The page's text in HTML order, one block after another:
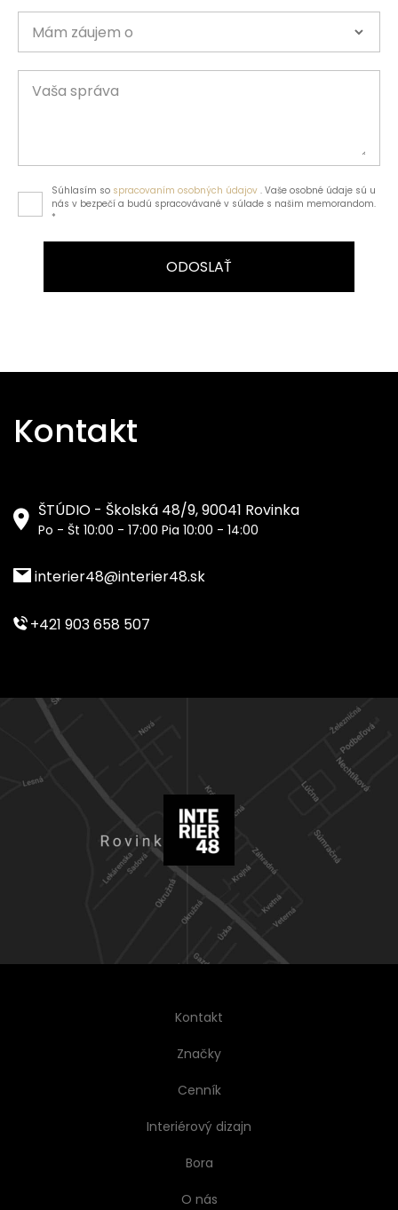
Mám záujem o
Vaša správa
Súhlasím so spracovaním osobných údajov . Vaše osobné údaje sú u
nás v bezpečí a budú spracovávané v súlade s našim memorandom.
*
ODOSLAŤ
Kontakt
ŠTÚDIO - Školská 48/9, 90041 Rovinka
Po - Št 10:00 - 17:00 Pia 10:00 - 14:00
interier48@interier48.sk
+421 903 658 507
Kontakt
Značky
Cenník
Interiérový dizajn
Bora
O nás